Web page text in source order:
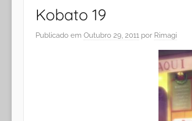
Kobato 19
Publicado em Outubro 29, 2011 por Rimagi